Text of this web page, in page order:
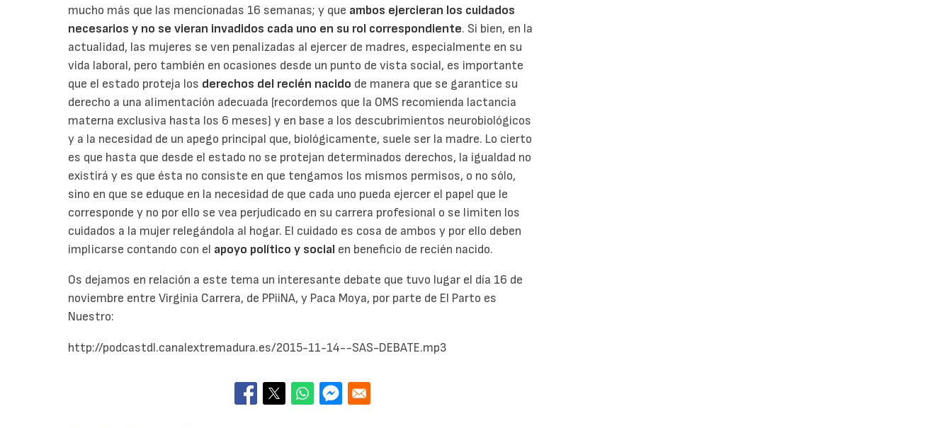
mucho más que las mencionadas 16 semanas; y que ambos ejercieran los cuidados
necesarios y no se vieran invadidos cada uno en su rol correspondiente. Si bien, en la
actualidad, las mujeres se ven penalizadas al ejercer de madres, especialmente en su
vida laboral, pero también en ocasiones desde un punto de vista social, es importante
que el estado proteja los derechos del recién nacido de manera que se garantice su
derecho a una alimentación adecuada (recordemos que la OMS recomienda lactancia
materna exclusiva hasta los 6 meses) y en base a los descubrimientos neurobiológicos
y a la necesidad de un apego principal que, biológicamente, suele ser la madre. Lo cierto
es que hasta que desde el estado no se protejan determinados derechos, la igualdad no
existirá y es que ésta no consiste en que tengamos los mismos permisos, o no sólo,
sino en que se eduque en la necesidad de que cada uno pueda ejercer el papel que le
corresponde y no por ello se vea perjudicado en su carrera profesional o se limiten los
cuidados a la mujer relegándola al hogar. El cuidado es cosa de ambos y por ello deben
implicarse contando con el apoyo político y social en beneficio de recién nacido.
Os dejamos en relación a este tema un interesante debate que tuvo lugar el día 16 de
noviembre entre Virginia Carrera, de PPiiNA, y Paca Moya, por parte de El Parto es
Nuestro:
http://podcastdl.canalextremadura.es/2015-11-14--SAS-DEBATE.mp3